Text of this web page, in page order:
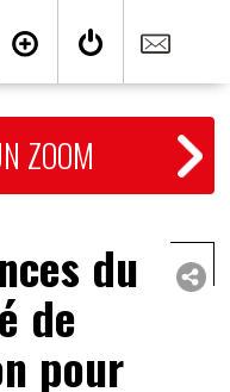
ZOOM
du
de
pour